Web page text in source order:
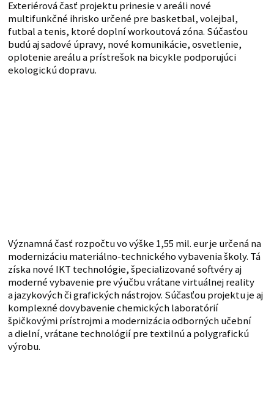
Exteriérová časť projektu prinesie v areáli nové
multifunkčné ihrisko určené pre basketbal, volejbal,
futbal a tenis, ktoré doplní workoutová zóna. Súčasťou
budú aj sadové úpravy, nové komunikácie, osvetlenie,
oplotenie areálu a prístrešok na bicykle podporujúci
ekologickú dopravu.
Významná časť rozpočtu vo výške 1,55 mil. eur je určená na
modernizáciu materiálno-technického vybavenia školy. Tá
získa nové IKT technológie, špecializované softvéry aj
moderné vybavenie pre výučbu vrátane virtuálnej reality
a jazykových či grafických nástrojov. Súčasťou projektu je aj
komplexné dovybavenie chemických laboratórií
špičkovými prístrojmi a modernizácia odborných učební
a dielní, vrátane technológií pre textilnú a polygrafickú
výrobu.